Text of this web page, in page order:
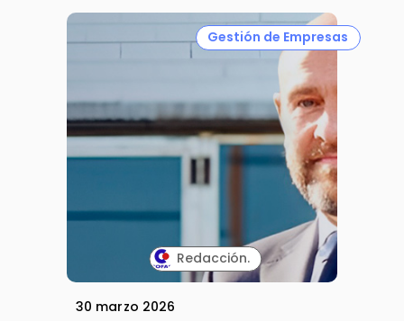
Gestión de Empresas
Redacción.
30 marzo 2026